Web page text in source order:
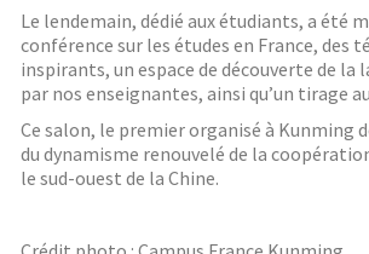
Le lendemain, dédié aux étudiants, a été
conférence sur les études en France, des
inspirants, un espace de découverte de la
par nos enseignantes, ainsi qu’un tirage
Ce salon, le premier organisé à Kunming
du dynamisme renouvelé de la
le sud-ouest de la Chine.